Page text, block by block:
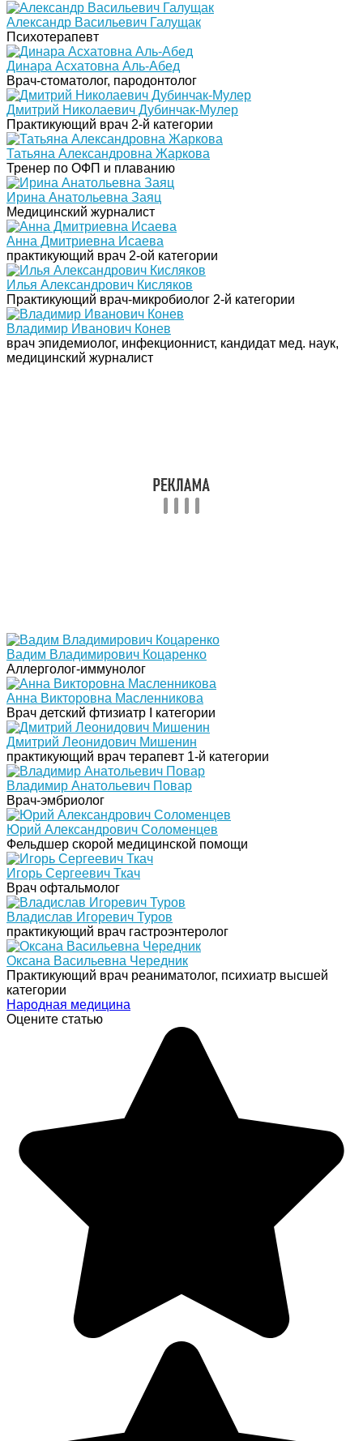
Александр Васильевич Галущак
Психотерапевт
Динара Асхатовна Аль-Абед
Врач-стоматолог, пародонтолог
Дмитрий Николаевич Дубинчак-Мулер
Практикующий врач 2-й категории
Татьяна Александровна Жаркова
Тренер по ОФП и плаванию
Ирина Анатольевна Заяц
Медицинский журналист
Анна Дмитриевна Исаева
практикующий врач 2-ой категории
Илья Александрович Кисляков
Практикующий врач-микробиолог 2-й категории
Владимир Иванович Конев
врач эпидемиолог, инфекционнист, кандидат мед. наук,
медицинский журналист
Вадим Владимирович Коцаренко
Аллерголог-иммунолог
Анна Викторовна Масленникова
Врач детский фтизиатр І категории
Дмитрий Леонидович Мишенин
практикующий врач терапевт 1-й категории
Владимир Анатольевич Повар
Врач-эмбриолог
Юрий Александрович Соломенцев
Фельдшер скорой медицинской помощи
Игорь Сергеевич Ткач
Врач офтальмолог
Владислав Игоревич Туров
практикующий врач гастроэнтеролог
Оксана Васильевна Чередник
Практикующий врач реаниматолог, психиатр высшей
категории
Народная медицина
Оцените статью